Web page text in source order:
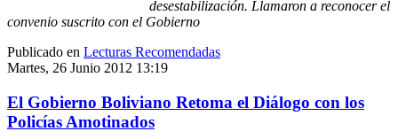
desestabilización. Llamaron a reconocer el
convenio suscrito con el Gobierno
Publicado en Lecturas Recomendadas
Martes, 26 Junio 2012 13:19
El Gobierno Boliviano Retoma el Diálogo con los
Policías Amotinados